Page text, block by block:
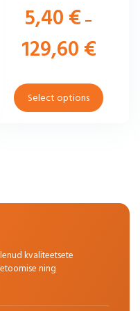
5,40€ –
129,60€
Select options
kvaliteetsete
ning